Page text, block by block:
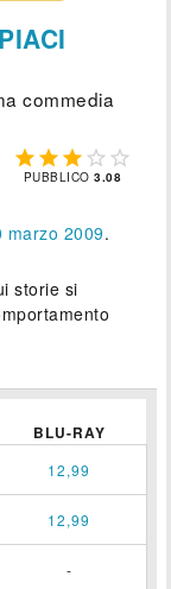
commedia
    
PUBBLICO3.08
marzo 2009.
storie si
BLU-RAY
12,99
12,99
-